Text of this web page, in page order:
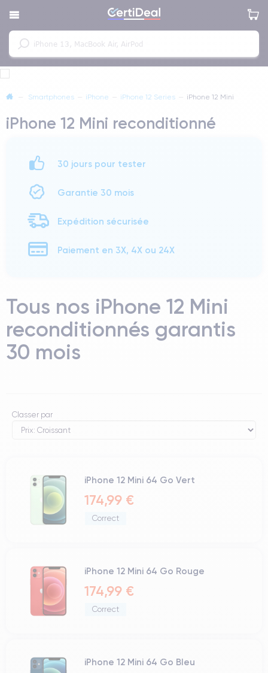
— Smartphones — iPhone — iPhone 12 Series — iPhone 12 Mini
iPhone 12 Mini reconditionné
30 jours pour tester
Garantie 30 mois
Expédition sécurisée
Paiement en 3X, 4X ou 24X
Tous nos iPhone 12 Mini
reconditionnés garantis
30 mois
Classer par
iPhone 12 Mini 64 Go Vert
174,99 €
Correct
iPhone 12 Mini 64 Go Rouge
174,99 €
Correct
iPhone 12 Mini 64 Go Bleu